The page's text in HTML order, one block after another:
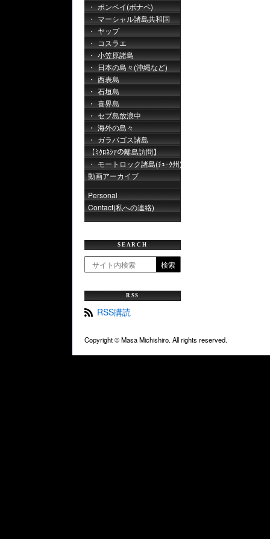
ポンペイ(ポナペ)
マーシャル諸島共和国
ヤップ
コスラエ
小笠原諸島
日本の島々(沖縄など)
西表島
石垣島
喜界島
セブ島放浪中
海外の島々
ガラパゴス諸島
【ﾐｸﾛﾈｼｱの離島訪問】
モートロック諸島(ﾁｭｰｸ州)
動画アーカイブ
Personal
Contact(私への連絡)
SEARCH
検索
RSS
RSS購読
Copyright ©Masa Michishiro. All rights reserved.